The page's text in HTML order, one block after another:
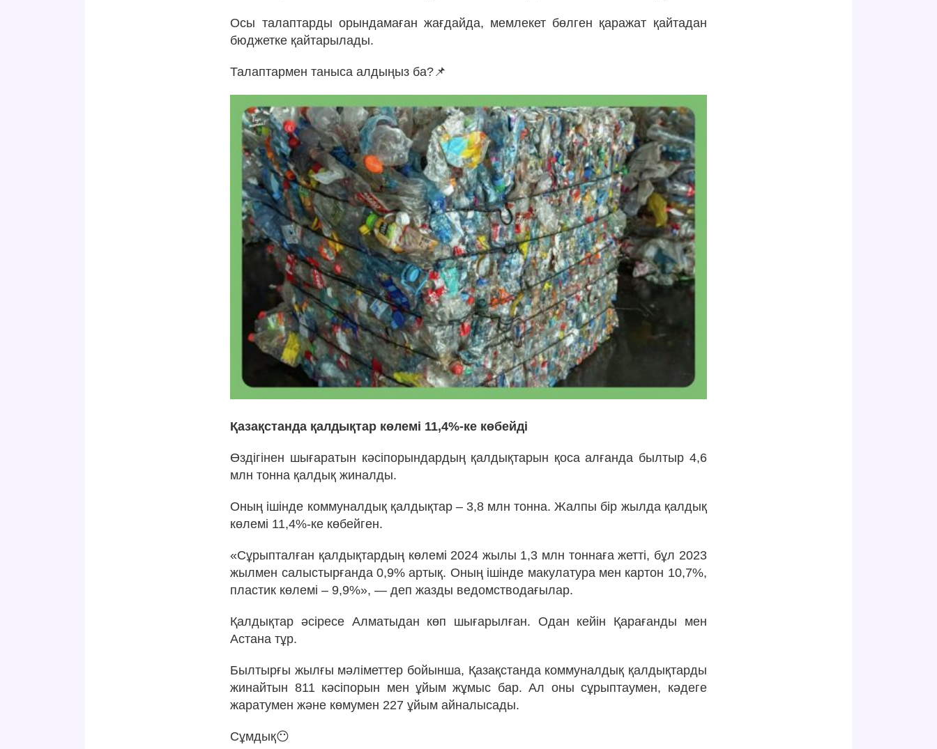
Осы талаптарды орындамаған жағдайда, мемлекет бөлген қаражат қайтадан
бюджетке қайтарылады.
Талаптармен таныса алдыңыз ба?📌
Қазақстанда қалдықтар көлемі 11,4%-ке көбейді
Өздігінен шығаратын кәсіпорындардың қалдықтарын қоса алғанда былтыр 4,6
млн тонна қалдық жиналды.
Оның ішінде коммуналдық қалдықтар – 3,8 млн тонна. Жалпы бір жылда қалдық
көлемі 11,4%-ке көбейген.
«Сұрыпталған қалдықтардың көлемі 2024 жылы 1,3 млн тоннаға жетті, бұл 2023
жылмен салыстырғанда 0,9% артық. Оның ішінде макулатура мен картон 10,7%,
пластик көлемі – 9,9%», — деп жазды ведомстводағылар.
Қалдықтар әсіресе Алматыдан көп шығарылған. Одан кейін Қарағанды мен
Астана тұр.
Былтырғы жылғы мәліметтер бойынша, Қазақстанда коммуналдық қалдықтарды
жинайтын 811 кәсіпорын мен ұйым жұмыс бар. Ал оны сұрыптаумен, кәдеге
жаратумен және көмумен 227 ұйым айналысады.
Сұмдық😶